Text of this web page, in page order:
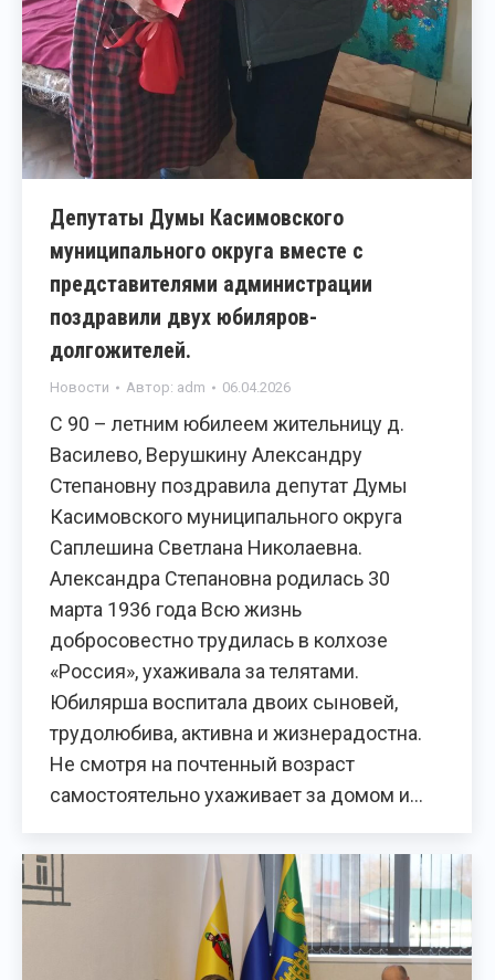
Депутаты Думы Касимовского
муниципального округа вместе с
представителями администрации
поздравили двух юбиляров-
долгожителей.
Новости Автор: adm 06.04.2026
С 90 – летним юбилеем жительницу д.
Василево, Верушкину Александру
Степановну поздравила депутат Думы
Касимовского муниципального округа
Саплешина Светлана Николаевна.
Александра Степановна родилась 30
марта 1936 года Всю жизнь
добросовестно трудилась в колхозе
«Россия», ухаживала за телятами.
Юбилярша воспитала двоих сыновей,
трудолюбива, активна и жизнерадостна.
Не смотря на почтенный возраст
самостоятельно ухаживает за домом и…